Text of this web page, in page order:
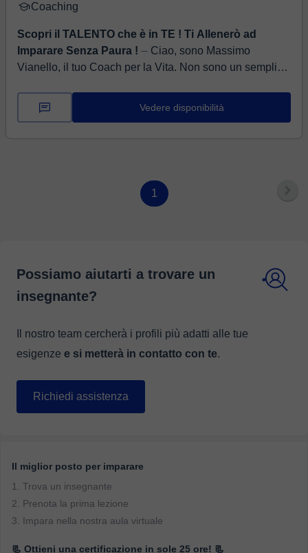
Coaching
Scopri il TALENTO che è in TE ! Ti Allenerò ad
Imparare Senza Paura ! ⏤ Ciao, sono Massimo
Vianello, il tuo Coach per la Vita. Non sono un semplice
mia carriera, tra co...
Vedere disponibilità
1
Possiamo aiutarti a trovare un
insegnante?
Il nostro team cercherà i profili più adatti alle tue
esigenze e si metterà in contatto con te.
Richiedi assistenza
Il miglior posto per imparare
1. Trova un insegnante
2. Prenota la prima lezione
3. Impara nella nostra aula virtuale
📃 Ottieni una certificazione in sole 25 ore! 📃